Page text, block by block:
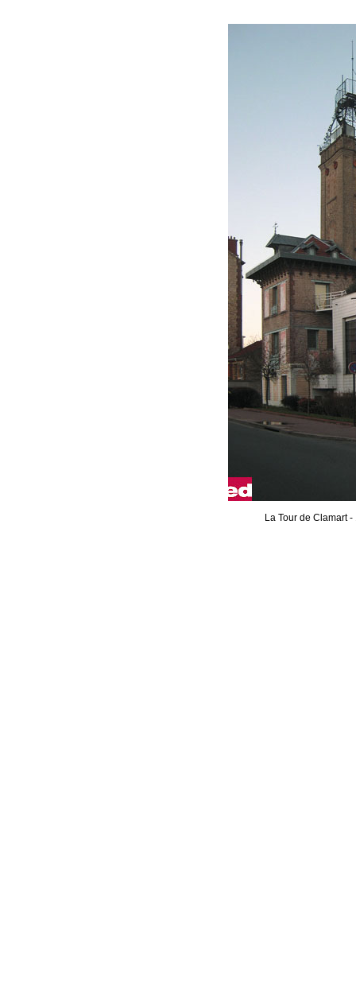
La Tour de Clamart